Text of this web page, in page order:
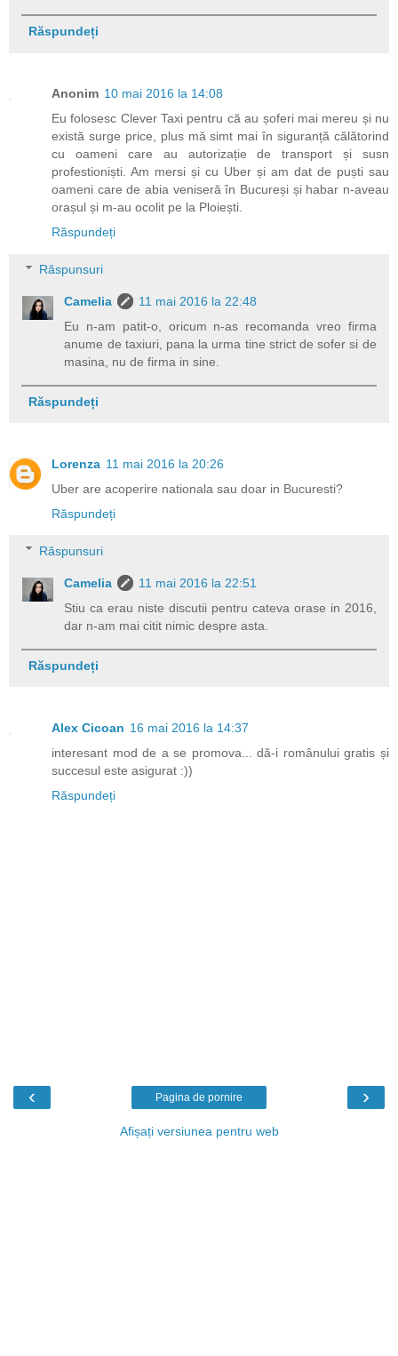
Răspundeți
Anonim 10 mai 2016 la 14:08
Eu folosesc Clever Taxi pentru că au șoferi mai mereu și nu
există surge price, plus mă simt mai în siguranță călătorind
cu oameni care au autorizație de transport și susn
profestioniști. Am mersi și cu Uber și am dat de puști sau
oameni care de abia veniseră în Bucureși și habar n-aveau
orașul și m-au ocolit pe la Ploiești.
Răspundeți
Răspunsuri
Camelia
11 mai 2016 la 22:48
Eu n-am patit-o, oricum n-as recomanda vreo firma
anume de taxiuri, pana la urma tine strict de sofer si de
masina, nu de firma in sine.
Răspundeți
Lorenza 11 mai 2016 la 20:26
Uber are acoperire nationala sau doar in Bucuresti?
Răspundeți
Răspunsuri
Camelia
11 mai 2016 la 22:51
Stiu ca erau niste discutii pentru cateva orase in 2016,
dar n-am mai citit nimic despre asta.
Răspundeți
Alex Cicoan 16 mai 2016 la 14:37
interesant mod de a se promova... dă-i românului gratis și
succesul este asigurat :))
Răspundeți
‹ ›
Pagina de pornire
Afișați versiunea pentru web